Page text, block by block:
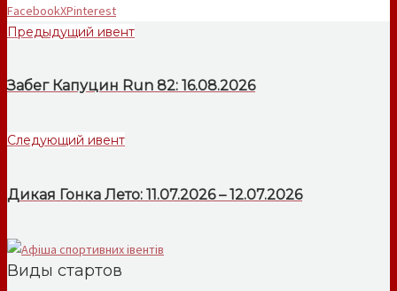
FacebookXPinterest
Предыдущий ивент
Забег Капуцин Run 82: 16.08.2026
Следующий ивент
Дикая Гонка Лето: 11.07.2026 – 12.07.2026
Виды стартов